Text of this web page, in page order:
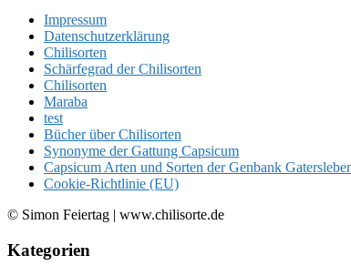
Impressum
Datenschutzerklärung
Chilisorten
Schärfegrad der Chilisorten
Chilisorten
Maraba
test
Bücher über Chilisorten
Synonyme der Gattung Capsicum
Capsicum Arten und Sorten der Genbank
Cookie-Richtlinie (EU)
© Simon Feiertag | www.chilisorte.de
Kategorien